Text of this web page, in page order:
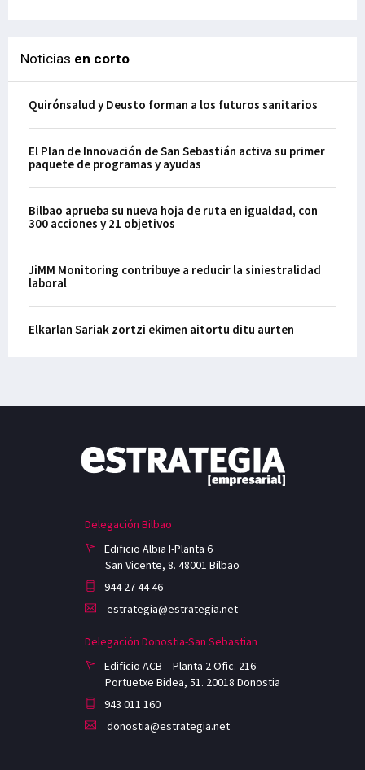
Noticias en corto
Quirónsalud y Deusto forman a los futuros sanitarios
El Plan de Innovación de San Sebastián activa su primer
paquete de programas y ayudas
Bilbao aprueba su nueva hoja de ruta en igualdad, con
300 acciones y 21 objetivos
JiMM Monitoring contribuye a reducir la siniestralidad
laboral
Elkarlan Sariak zortzi ekimen aitortu ditu aurten
Delegación Bilbao
Edificio Albia I-Planta 6
San Vicente, 8. 48001 Bilbao
944 27 44 46
estrategia@estrategia.net
Delegación Donostia-San Sebastian
Edificio ACB – Planta 2 Ofic. 216
Portuetxe Bidea, 51. 20018 Donostia
943 011 160
donostia@estrategia.net